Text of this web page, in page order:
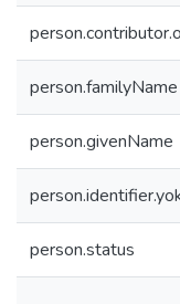
person.familyName
person.givenName
person.status